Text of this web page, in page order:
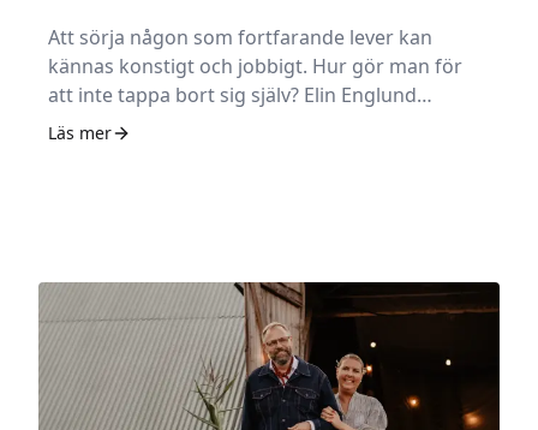
Att sörja någon som fortfarande lever kan
kännas konstigt och jobbigt. Hur gör man för
att inte tappa bort sig själv? Elin Englund
förlorade sin mamma i ALS 2023. – Det värsta
Läs mer